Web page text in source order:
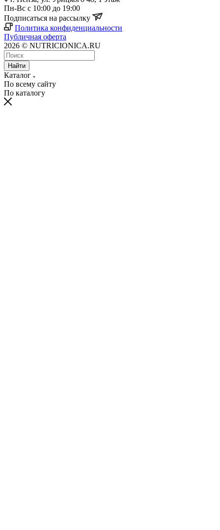
Пн-Вс с 10:00 до 19:00
Подписаться на рассылку
Политика конфиденциальности
Публичная оферта
2026 © NUTRICIONICA.RU
Найти
Каталог
По всему сайту
По каталогу